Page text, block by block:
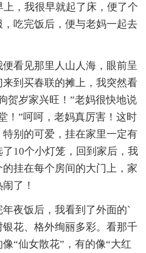
，我很早就起了床，便了个
吃完饭后，便与老妈一起去
看见那里人山人海，眼前呈
到买春联的摊上，我突然看
贺岁家兴旺！”老妈很快地说
！”呵呵，老妈真厉害！这时
别的可爱，挂在家里一定有
10个小灯笼，回到家后，我
挂在每个房间的大门上，家
了！
夜饭后，我看到了外面的`
花、格外绚丽多彩。看那千
“仙女散花”，有的像“大红